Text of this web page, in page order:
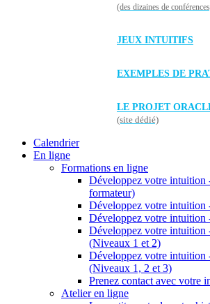
(des dizaines de
JEUX INTUITIFS
EXEMPLES DE
LE PROJET
(site dédié)
Calendrier
En ligne
Formations en ligne
Développez votre intuition
formateur)
Développez votre intuition
Développez votre intuition
Développez votre intuition
(Niveaux 1 et 2)
Développez votre intuition
(Niveaux 1, 2 et 3)
Prenez contact avec votre
Atelier en ligne